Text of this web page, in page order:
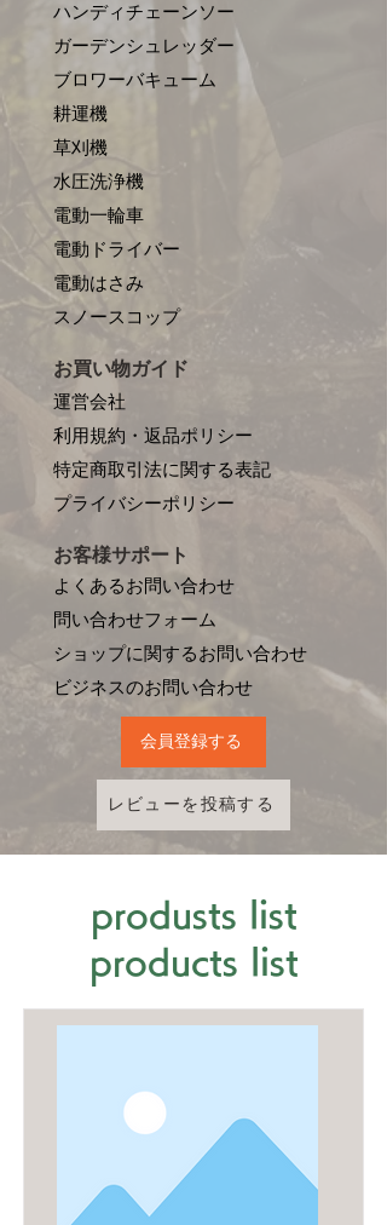
ハンディチェーンソー
ガーデンシュレッダー
ブロワーバキューム
耕運機
草刈機
水圧洗浄機
電動一輪車
電動ドライバー
電動はさみ
​スノースコップ
お買い物ガイド
運営会社
利用規約・返品ポリシー
特定商取引法に関する表記
プライバシーポリシー
お客様サポート
よくあるお問い合わせ
問い合わせフォーム
ショップに関するお問い合わせ
​ビジネスのお問い合わせ
会員登録する
レビューを投稿する
produsts list
products list